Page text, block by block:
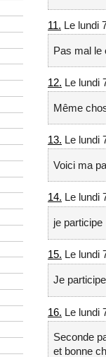
11. Le lundi
Pas mal le
12. Le lundi
Même
13. Le lundi
Voici ma
14. Le lundi
je participe
15. Le lundi
Je
16. Le lundi
Seconde
et bonne